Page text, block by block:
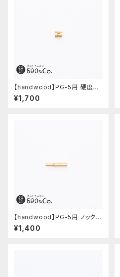
【handwood】PG-5用 硬度表
示窓 (真鍮/丸窓)
¥1,700
【handwood】PG-5用 ノックボ
タン (真鍮)
¥1,400